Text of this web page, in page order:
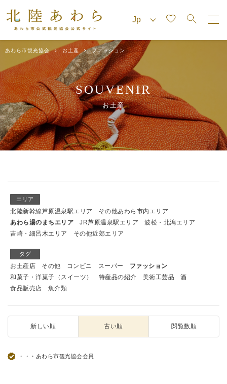
あわら市観光協会 お土産 ファッション
SOUVENIR
お土産
エリア
北陸新幹線芦原温泉駅エリア
その他あわら市内エリア
あわら湯のまちエリア
JR芦原温泉駅エリア
波松・北潟エリア
吉崎・細呂木エリア
その他近郊エリア
タグ
お土産店 その他 コンビニ スーパー
ファッション
和菓子・洋菓子（スイーツ）
特産品の紹介 美術工芸品
酒
食品販売店
魚介類
新しい順 古い順 閲覧数順
・・・あわら市観光協会会員